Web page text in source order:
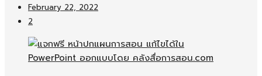
February 22, 2022
2